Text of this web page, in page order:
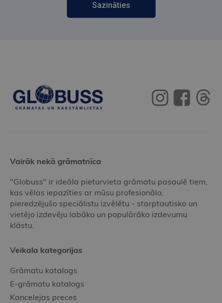
Sazināties
Vairāk nekā grāmatnīca
"Globuss" ir ideāla pieturvieta grāmatu pasaulē tiem,
kas vēlas iepazīties ar mūsu profesionālo,
pieredzējušo speciālistu izvēlētu - starptautisko un
vietējo izdevēju labāko un populārāko izdevumu
klāstu.
Veikala kategorijas
Grāmatu katalogs
E-grāmatu katalogs
Kancelejas preces